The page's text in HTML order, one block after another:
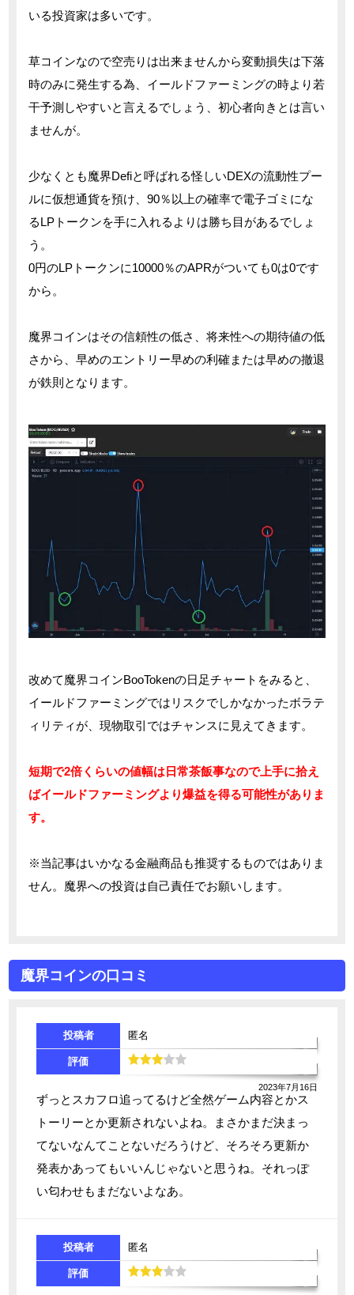
いる投資家は多いです。
草コインなので空売りは出来ませんから変動損失は下落
時のみに発生する為、イールドファーミングの時より若
干予測しやすいと言えるでしょう、初心者向きとは言い
ませんが。
少なくとも魔界Defiと呼ばれる怪しいDEXの流動性プー
ルに仮想通貨を預け、90％以上の確率で電子ゴミにな
るLPトークンを手に入れるよりは勝ち目があるでしょ
う。
0円のLPトークンに10000％のAPRがついても0は0です
から。
魔界コインはその信頼性の低さ、将来性への期待値の低
さから、早めのエントリー早めの利確または早めの撤退
が鉄則となります。
改めて魔界コインBooTokenの日足チャートをみると、
イールドファーミングではリスクでしかなかったボラテ
ィリティが、現物取引ではチャンスに見えてきます。
短期で2倍くらいの値幅は日常茶飯事なので上手に拾え
ばイールドファーミングより爆益を得る可能性がありま
す。
※当記事はいかなる金融商品も推奨するものではありま
せん。魔界への投資は自己責任でお願いします。
魔界コインの口コミ
投稿者 匿名
評価
2023年7月16日
ずっとスカフロ追ってるけど全然ゲーム内容とかス
トーリーとか更新されないよね。まさかまだ決まっ
てないなんてことないだろうけど、そろそろ更新か
発表かあってもいいんじゃないと思うね。それっぽ
い匂わせもまだないよなあ。
投稿者 匿名
評価